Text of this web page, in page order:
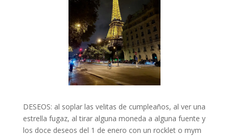
DESEOS: al soplar las velitas de cumpleaños, al ver una
estrella fugaz, al tirar alguna moneda a alguna fuente y
los doce deseos del 1 de enero con un rocklet o mym